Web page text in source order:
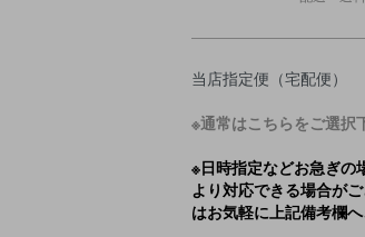
当店指定便（宅配便）
※通常はこちらをご選択
※日時指定などお急ぎの
より対応できる場合が
はお気軽に上記備考欄へ